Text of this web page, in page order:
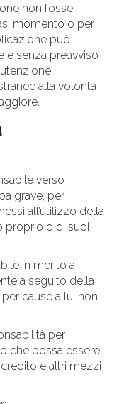
non fosse
momento o per
può
e senza preavviso
alla volontà
verso
grave, per
all’utilizzo della
proprio o di suoi
in merito a
a seguito della
cause a lui non
per
che possa essere
e altri mezzi